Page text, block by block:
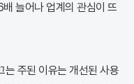
늘어나 업계의 관심이 뜨
는 주된 이유는 개선된 사용